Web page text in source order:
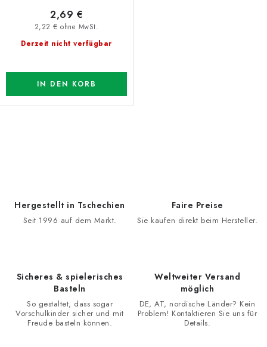
Derzeit nicht verfügbar
2,22 € ohne MwSt.
2,69 €
IN DEN KORB
Hergestellt in Tschechien
Seit 1996 auf dem Markt.
Faire Preise
Sie kaufen direkt beim Hersteller.
Sicheres & spielerisches
Basteln
So gestaltet, dass sogar
Vorschulkinder sicher und mit
Freude basteln können.
Weltweiter Versand
möglich
DE, AT, nordische Länder? Kein
Problem! Kontaktieren Sie uns für
Details.